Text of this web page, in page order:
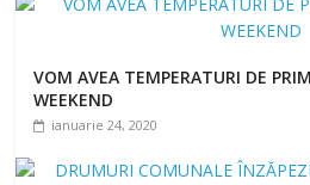
VOM AVEA TEMPERATURI DE
WEEKEND
ianuarie 24, 2020